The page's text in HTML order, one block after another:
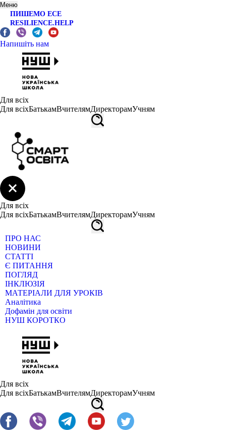
Меню
ПИШЕМО ЕСЕ
RESILIENCE.HELP
Напишіть нам
Для всіх
Для всіхБатькамВчителямДиректорамУчням
Для всіх
Для всіхБатькамВчителямДиректорамУчням
ПРО НАС
НОВИНИ
СТАТТІ
Є ПИТАННЯ
ПОГЛЯД
ІНКЛЮЗІЯ
МАТЕРІАЛИ ДЛЯ УРОКІВ
Аналітика
Дофамін для освіти
НУШ КОРОТКО
Для всіх
Для всіхБатькамВчителямДиректорамУчням